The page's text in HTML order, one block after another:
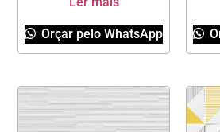
Orçar pelo WhatsApp